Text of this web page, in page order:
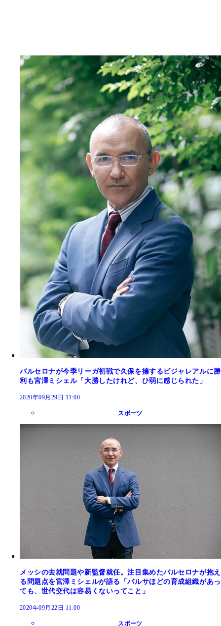
バルセロナが今季リーガ初戦で久保を擁するビジャレアルに勝
利も宮澤ミシェル「大勝したけれど、ひ弱に感じられた」
2020年09月29日 11:00
スポーツ
メッシの去就問題や新監督就任。注目集めたバルセロナが抱え
る問題点を宮澤ミシェルが語る「バルサほどの育成組織があっ
ても、世代交代は容易くないってこと」
2020年09月22日 11:00
スポーツ